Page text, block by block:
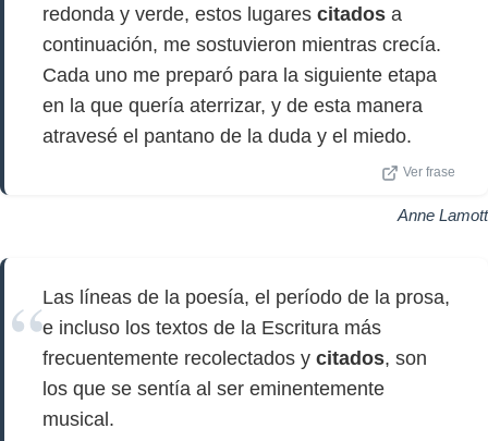
redonda y verde, estos lugares citados a
continuación, me sostuvieron mientras crecía.
Cada uno me preparó para la siguiente etapa
en la que quería aterrizar, y de esta manera
atravesé el pantano de la duda y el miedo.
Ver frase
Anne Lamott
Las líneas de la poesía, el período de la prosa,
e incluso los textos de la Escritura más
frecuentemente recolectados y citados, son
los que se sentía al ser eminentemente
musical.